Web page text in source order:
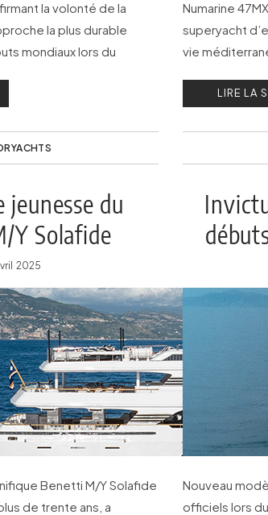
la volonté de la
la plus durable
mondiaux lors du
Numarine
superyacht
vie
LIRE LA
jeunesse du
Y Solafide
2025
Benetti M/Y Solafide
de trente ans, a
Nouveau
officiels lors